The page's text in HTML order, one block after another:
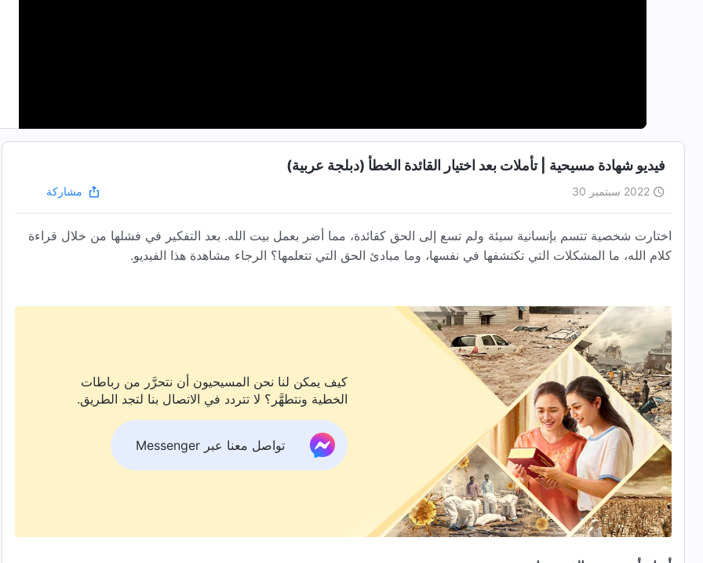
فيديو شهادة مسيحية | تأملات بعد اختيار القائدة الخطأ (دبلجة عربية)
2022 سبتمبر 30 مشاركة
اختارت شخصية تتسم بإنسانية سيئة ولم تسع إلى الحق كقائدة، مما أضر بعمل بيت الله. بعد التفكير في فشلها من خلال قراءة
كلام الله، ما المشكلات التي تكتشفها في نفسها، وما مبادئ الحق التي تتعلمها؟ الرجاء مشاهدة هذا الفيديو.
كيف يمكن لنا نحن المسيحيون أن نتحرَّر من رباطات
الخطية ونتطهَّر؟ لا تتردد في الاتصال بنا لتجد الطريق.
تواصل معنا عبر Messenger